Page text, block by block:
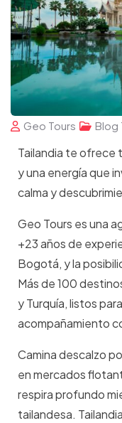
Geo Tours Blog
Tailandia te ofrece
y una energía que
calma y
Geo Tours es una
+23 años de
Bogotá, y la
Más de 100
y Turquía, listos
acompañamiento
Camina descalzo
en mercados
respira profundo
tailandesa.